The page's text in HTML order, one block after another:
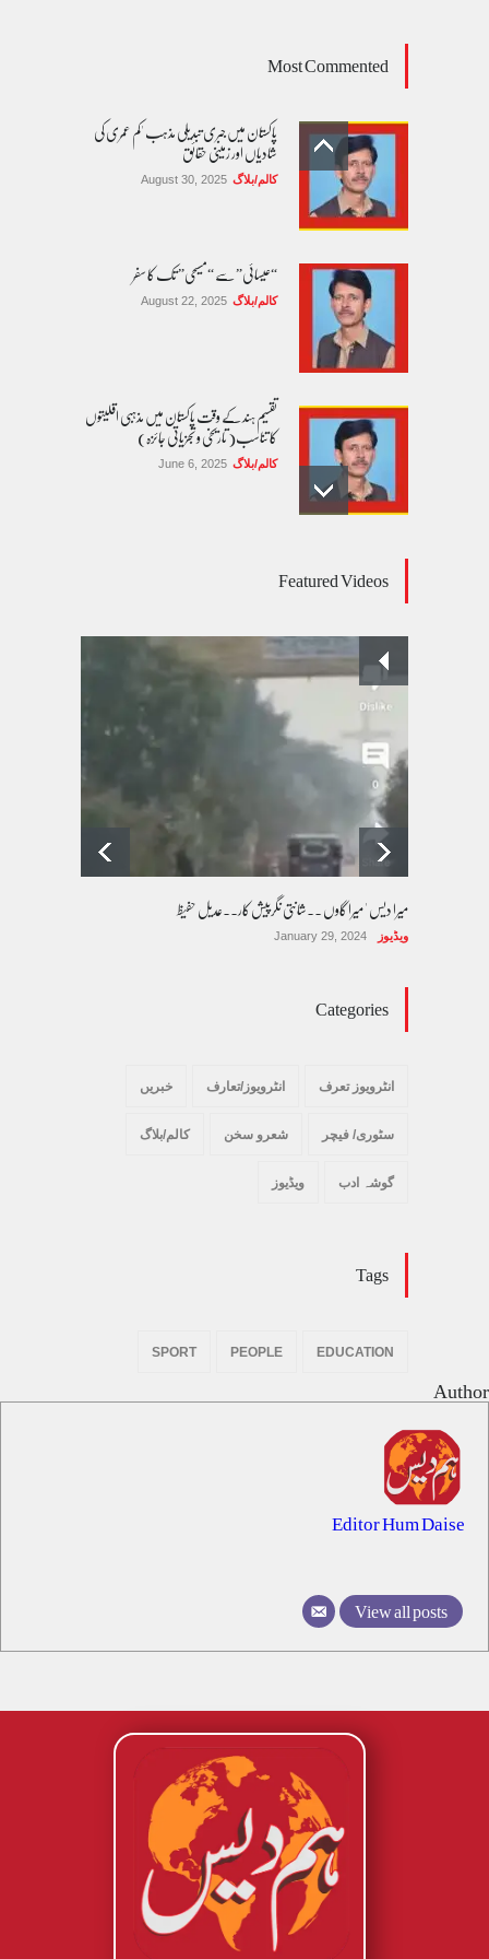
Most Commented
پاکستان میں جبری تبدیلی مذہب 'کم عمری کی
شادیاں اور زمینی حقائق
کالم/بلاگ August 30, 2025
“عیسائی” سے “مسیحی” تک کا سفر
کالم/بلاگ August 22, 2025
تقسیم ہند کے وقت پاکستان میں مذہبی اقلیتوں
کا تناسب( تاریخی و تجزیاتی جائزہ)
کالم/بلاگ June 6, 2025
پسند کی شادیوں کا بڑھتا ہوا رجحان اور راولپنڈی
کی یوسیز میں اندارج پر پابندی ایک نیا تنازعہ
October 14, 2025
Featured Videos
میرا دیس ' میرا گاوں ۔۔شانتی نگرپیش کار۔۔عدیل حفیظ
ویڈیوز January 29, 2024
Categories
انٹرویوز تعرف انٹرویوز/تعارف خبریں
سٹوری/ فیچر شعرو سخن کالم/بلاگ
گوشہ ادب ویڈیوز
Tags
EDUCATION
PEOPLE
SPORT
Author
Editor Hum Daise
View all posts